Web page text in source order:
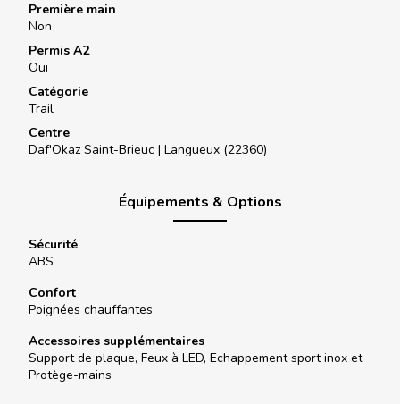
Première main
Non
Permis A2
Oui
Catégorie
Trail
Centre
Daf'Okaz Saint-Brieuc | Langueux (22360)
Équipements & Options
Sécurité
ABS
Confort
Poignées chauffantes
Accessoires supplémentaires
Support de plaque, Feux à LED, Echappement sport inox et
Protège-mains